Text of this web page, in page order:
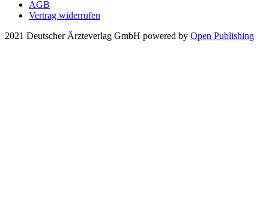
AGB
Vertrag widerrufen
2021 Deutscher Ärzteverlag GmbH powered by Open Publishing